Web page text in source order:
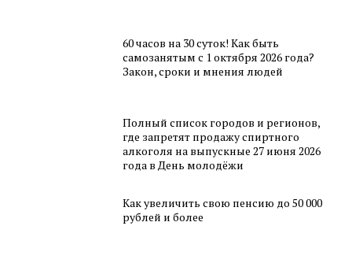
60 часов на 30 суток! Как быть
самозанятым с 1 октября 2026 года?
Закон, сроки и мнения людей
Полный список городов и регионов,
где запретят продажу спиртного
алкоголя на выпускные 27 июня 2026
года в День молодёжи
Как увеличить свою пенсию до 50 000
рублей и более